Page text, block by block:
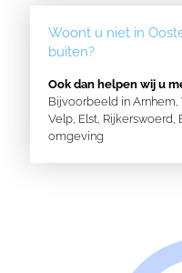
Woont u niet in
buiten?
Ook dan helpen wij u
Bijvoorbeeld in Arnhem
Velp Elst Rijkerswoerd
omgeving